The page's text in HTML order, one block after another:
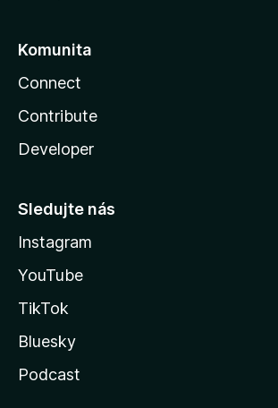
Komunita
Connect
Contribute
Developer
Sledujte nás
Instagram
YouTube
TikTok
Bluesky
Podcast